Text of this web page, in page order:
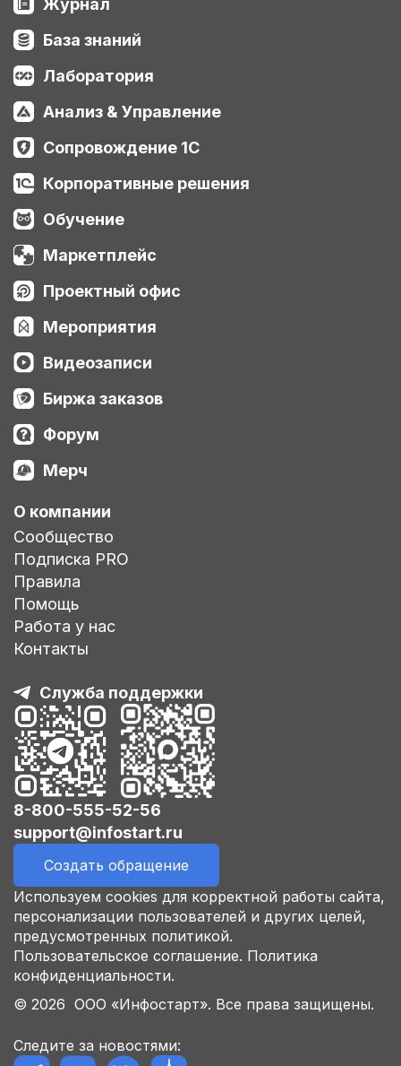
Журнал
База знаний
Лаборатория
Анализ & Управление
Сопровождение 1С
Корпоративные решения
Обучение
Маркетплейс
Проектный офис
Мероприятия
Видеозаписи
Биржа заказов
Форум
Мерч
О компании
Сообщество
Подписка PRO
Правила
Помощь
Работа у нас
Контакты
Служба поддержки
8-800-555-52-56
support@infostart.ru
Создать обращение
Используем cookies для корректной работы сайта,
персонализации пользователей и других целей,
предусмотренных политикой.
Пользовательское соглашение. Политика
конфиденциальности.
© 2026 ООО «Инфостарт». Все права защищены.
Следите за новостями: